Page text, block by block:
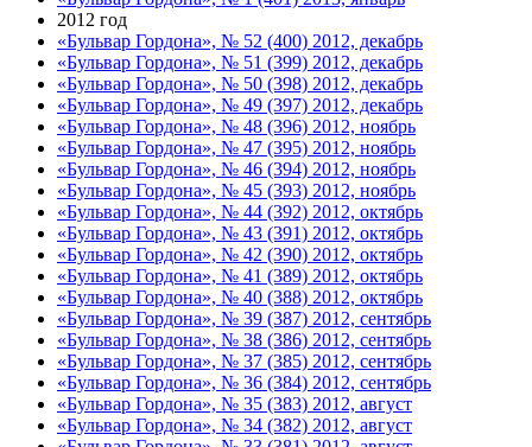
2012 год
«Бульвар Гордона», № 52 (400) 2012, декабрь
«Бульвар Гордона», № 51 (399) 2012, декабрь
«Бульвар Гордона», № 50 (398) 2012, декабрь
«Бульвар Гордона», № 49 (397) 2012, декабрь
«Бульвар Гордона», № 48 (396) 2012, ноябрь
«Бульвар Гордона», № 47 (395) 2012, ноябрь
«Бульвар Гордона», № 46 (394) 2012, ноябрь
«Бульвар Гордона», № 45 (393) 2012, ноябрь
«Бульвар Гордона», № 44 (392) 2012, октябрь
«Бульвар Гордона», № 43 (391) 2012, октябрь
«Бульвар Гордона», № 42 (390) 2012, октябрь
«Бульвар Гордона», № 41 (389) 2012, октябрь
«Бульвар Гордона», № 40 (388) 2012, октябрь
«Бульвар Гордона», № 39 (387) 2012, сентябрь
«Бульвар Гордона», № 38 (386) 2012, сентябрь
«Бульвар Гордона», № 37 (385) 2012, сентябрь
«Бульвар Гордона», № 36 (384) 2012, сентябрь
«Бульвар Гордона», № 35 (383) 2012, август
«Бульвар Гордона», № 34 (382) 2012, август